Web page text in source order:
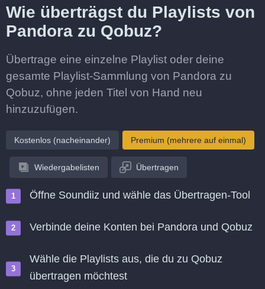
Wie überträgst du Playlists von
Pandora zu Qobuz?
Übertrage eine einzelne Playlist oder deine
gesamte Playlist-Sammlung von Pandora zu
Qobuz, ohne jeden Titel von Hand neu
hinzuzufügen.
Kostenlos (nacheinander) Premium (mehrere auf einmal)
Wiedergabelisten Übertragen
Öffne Soundiiz und wähle das Übertragen-Tool
Verbinde deine Konten bei Pandora und Qobuz
Wähle die Playlists aus, die du zu Qobuz
übertragen möchtest